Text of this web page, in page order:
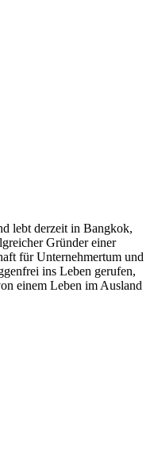
lebt derzeit in Bangkok,
Gründer einer
für Unternehmertum und
ins Leben gerufen,
einem Leben im Ausland